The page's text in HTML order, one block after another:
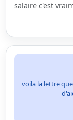
salaire c'est
voila la lettre